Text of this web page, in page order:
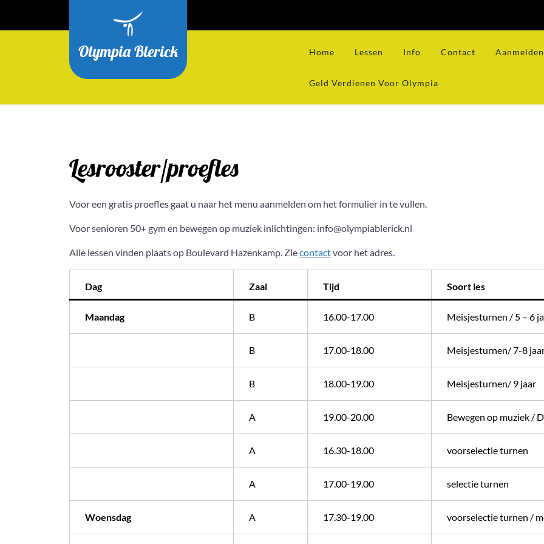
Olympia Blerick Home Lessen Info Contact
Geld Verdienen Voor Olympia
Lesrooster/proefles
Voor een gratis proefles gaat u naar het menu aanmelden om het formulier in te vullen.
Voor senioren 50+ gym en bewegen op muziek inlichtingen: info@olympiablerick.nl
Alle lessen vinden plaats op Boulevard Hazenkamp. Ziecontactvoor het adres.
Dag Zaal Tijd Soort les
Maandag B 16.00-17.00 Meisjesturnen / 5 – 6
B 17.00-18.00 Meisjesturnen/ 7-8
B 18.00-19.00 Meisjesturnen/ 9 jaar
A 19.00-20.00 Bewegen op muziek /
A 16.30-18.00 voorselectie turnen
A 17.00-19.00 selectie turnen
Woensdag A 17.30-19.00 voorselectie turnen /